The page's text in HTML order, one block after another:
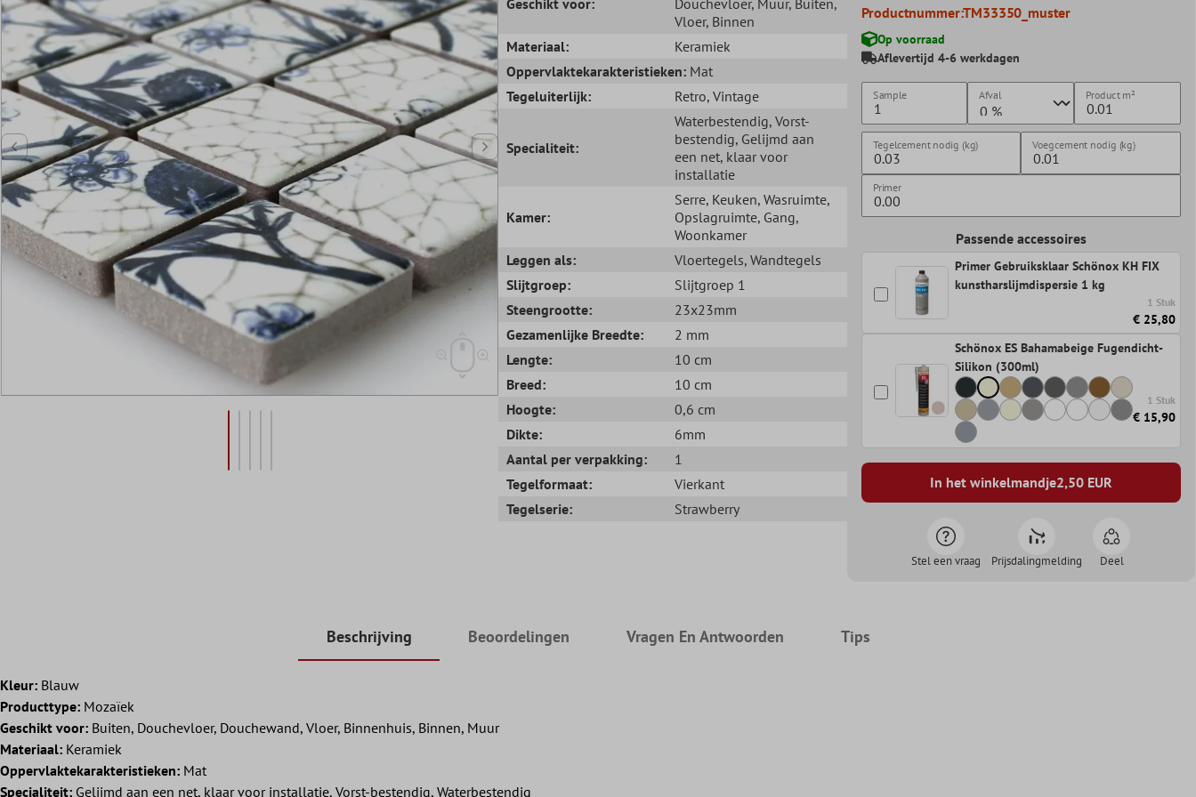
Vloer, Binnen
Materiaal:
Keramiek
Oppervlaktekarakteristieken: Mat
Tegeluiterlijk:
Retro, Vintage
Specialiteit:
Waterbestendig, Vorst-
bestendig, Gelijmd aan
een net, klaar voor
installatie
Kamer:
Serre, Keuken, Wasruimte,
Opslagruimte, Gang,
Woonkamer
Leggen als:
Vloertegels, Wandtegels
Slijtgroep:
Slijtgroep 1
Steengrootte:
23x23mm
Gezamenlijke Breedte:
2 mm
Lengte:
10 cm
Breed:
10 cm
Hoogte:
0,6 cm
Dikte:
6mm
Aantal per verpakking:
1
Tegelformaat:
Vierkant
Tegelserie:
Strawberry
Productnummer:TM33350_muster
Op voorraad
Aflevertijd 4-6 werkdagen
Sample Afval Productm²
Tegelcement nodig (kg) Voegcement nodig (kg)
Primer
Passende accessoires
Primer Gebruiksklaar Schönox KH FIX
kunstharslijmdispersie 1 kg
1 Stuk
€ 25,80
Schönox ES Bahamabeige Fugendicht-
Silikon (300ml)
1 Stuk
€ 15,90
In het winkelmandje2,50EUR
Stel een vraag Prijsdalingmelding Deel
Beschrijving Beoordelingen Vragen En Antwoorden Tips
Kleur: Blauw
Producttype: Mozaïek
Geschikt voor: Buiten, Douchevloer, Douchewand, Vloer, Binnenhuis, Binnen, Muur
Materiaal: Keramiek
Oppervlaktekarakteristieken: Mat
Specialiteit: Gelijmd aan een net, klaar voor installatie, Vorst-bestendig, Waterbestendig